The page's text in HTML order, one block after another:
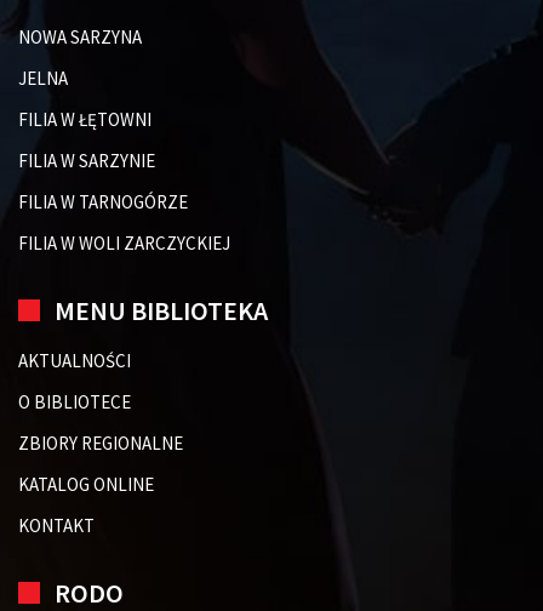
NOWA SARZYNA
JELNA
FILIA W ŁĘTOWNI
FILIA W SARZYNIE
FILIA W TARNOGÓRZE
FILIA W WOLI ZARCZYCKIEJ
MENU BIBLIOTEKA
AKTUALNOŚCI
O BIBLIOTECE
ZBIORY REGIONALNE
KATALOG ONLINE
KONTAKT
RODO